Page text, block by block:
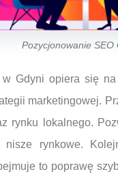
Pozycjonowanie SEO
Gdyni opiera się
marketingowej.
rynku lokalnego.
rynkowe.
to poprawę